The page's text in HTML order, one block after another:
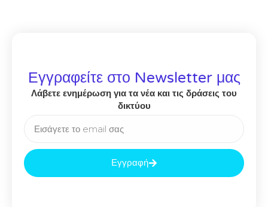
Εγγραφείτε στο Newsletter μας
Λάβετε ενημέρωση για τα νέα και τις δράσεις του
δικτύου
Εγγραφή